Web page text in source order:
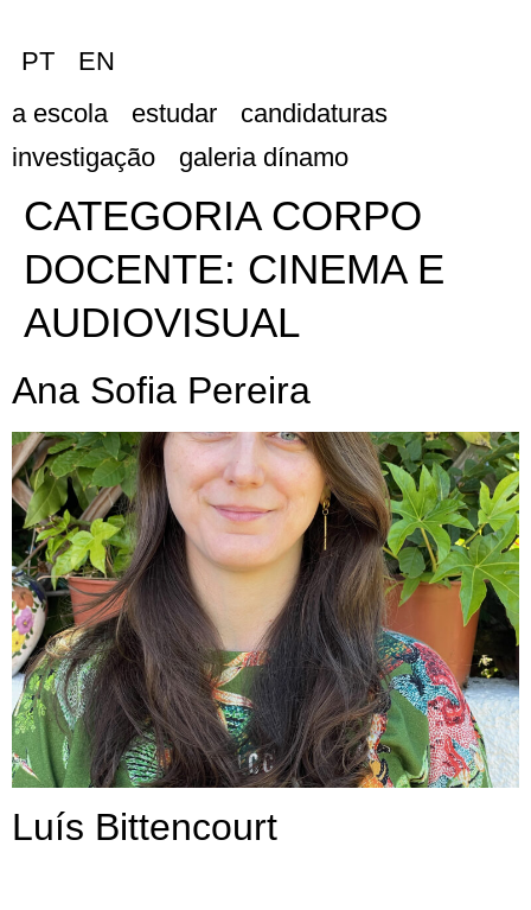
PT
EN
a escola
estudar
candidaturas
investigação
galeria dínamo
CATEGORIA CORPO
DOCENTE: CINEMA E
AUDIOVISUAL
Ana Sofia Pereira
Luís Bittencourt